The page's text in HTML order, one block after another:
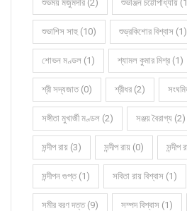
শুভময় মজুমদার (2) শুভাঞ্জন চট্টোপাধ্যায়
শুভাশিস সাহু (10) শুভ্রকিশোর বিশ্বাস (1)
শোভন মণ্ডল (1) শ্যামল কুমার মিশ্র (1)
শ্রী সদ্যজাত (0) শ্রীধর (2)
সঙ্গীতা মুখার্জী মণ্ডল (2) সঞ্জয় বৈরাগ্য (2)
সন্দীপ রায় (3) সন্দীপ রায় (0) সন্দীপ
সন্দীপন গুপ্ত (1) সবিতা রায় বিশ্বাস (1)
সমীর বরণ দত্ত (9) সম্পদ বিশ্বাস (1)